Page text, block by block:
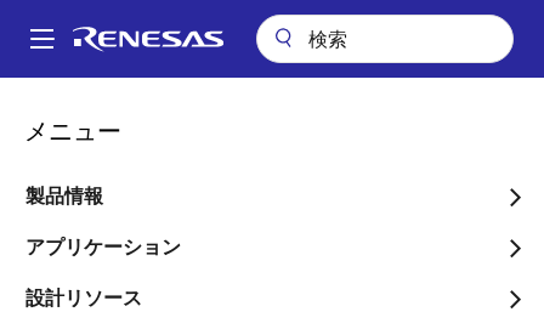
ン
Main
メニュー
製品情報
アプリケーション
設計リソース
パ
ン
く
ず
コネクテッドホーム & エンタテイメント
ゲーミングマウス